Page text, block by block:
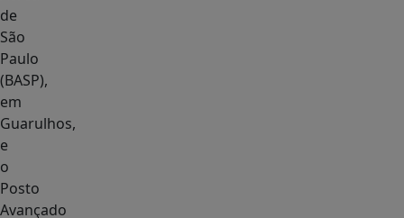
de
São
Paulo
(BASP),
em
Guarulhos,
e
o
Posto
Avançado